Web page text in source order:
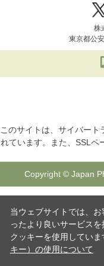
株
東京都公
このサイトは、サイバート
れています。また、SSLペ
Copyright © Japan
当ウェブサイトでは、
ったより良いサービスを
クッキーを使用していま
キー）の使用について